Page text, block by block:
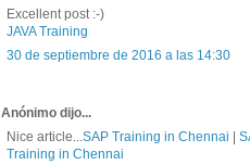
Excellent post :-)
JAVA Training
30 de septiembre de 2016 a las 14:30
Anónimo dijo...
Nice article...SAP Training in Chennai
Training in Chennai